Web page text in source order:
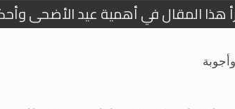
هذا المقال في أهمية عيد الأضحى
دلالات، حِكم، وأهداف >> المزيد